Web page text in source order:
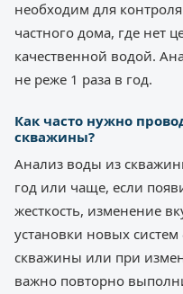
необходим для
частного дома, где нет
качественной водой.
не реже 1 раза в год.
Как часто нужно
скважины?
Анализ воды из
год или чаще, если
жесткость, изменение
установки новых
скважины или при
важно повторно